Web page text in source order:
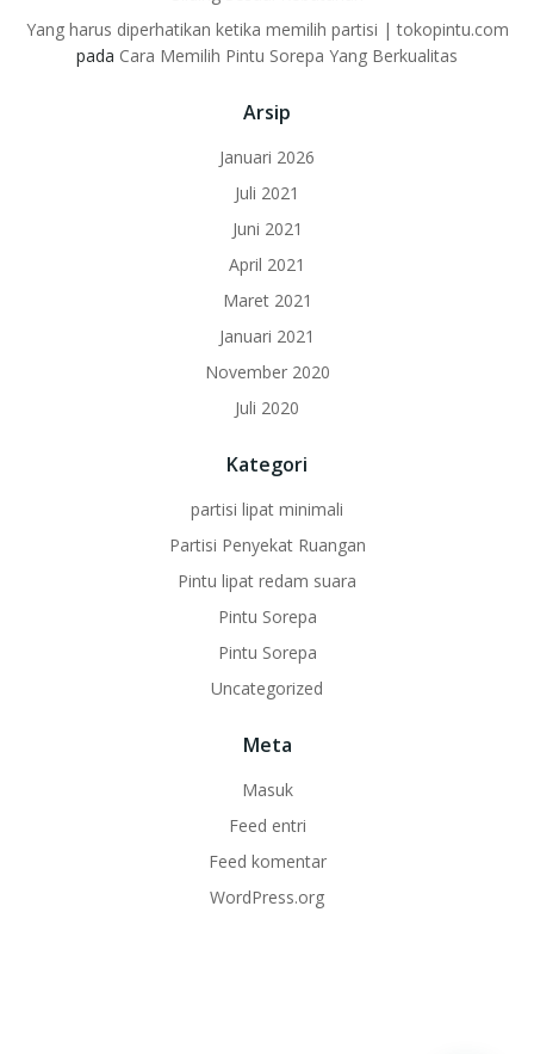
Yang harus diperhatikan ketika memilih partisi | tokopintu.com
pada Cara Memilih Pintu Sorepa Yang Berkualitas
Arsip
Januari 2026
Juli 2021
Juni 2021
April 2021
Maret 2021
Januari 2021
November 2020
Juli 2020
Kategori
partisi lipat minimali
Partisi Penyekat Ruangan
Pintu lipat redam suara
Pintu Sorepa
Pintu Sorepa
Uncategorized
Meta
Masuk
Feed entri
Feed komentar
WordPress.org